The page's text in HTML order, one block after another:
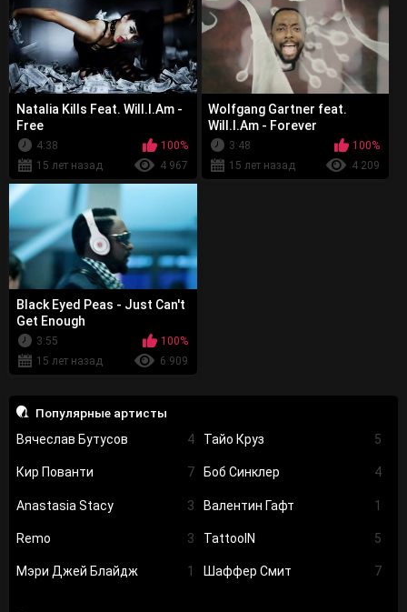
Популярные артисты
Вячеслав Бутусов
4 Тайо Круз 5
Кир Пованти 7 Боб Синклер 4
Anastasia Stacy 3 Валентин Гафт 1
Remo 3 TattooIN 5
Мэри Джей Блайдж 1 Шаффер Смит 7
Natalia Kills Feat. Will.I.Am -
Free
4:38
100%
15 лет назад
4 967
Wolfgang Gartner feat.
Will.I.Am - Forever
3:48
100%
15 лет назад
4 209
Black Eyed Peas - Just Can't
Get Enough
3:55
100%
15 лет назад
6 909